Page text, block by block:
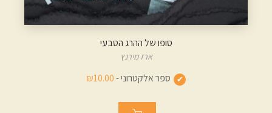
סופו של ההרג הטבעי
ארז מירנץ
ספר אלקטרוני -₪10.00